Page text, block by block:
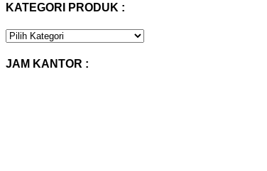
KATEGORI PRODUK :
KATEGORI
JAM KANTOR :